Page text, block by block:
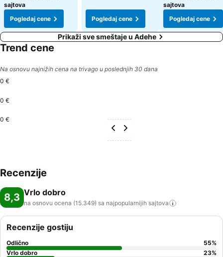
sajtova
Pogledaj cene
Pogledaj cene
sajtova
Pogledaj cene
Prikaži sve smeštaje u Adehe
Trend cene
Na osnovu najnižih cena na trivago u poslednjih 30 dana
0 €
0 €
0 €
Recenzije
8,3 Vrlo dobro
na osnovu ocena (15.349) sa najpopularnijih sajtova
Recenzije gostiju
Odlično 55%
Vrlo dobro
23%